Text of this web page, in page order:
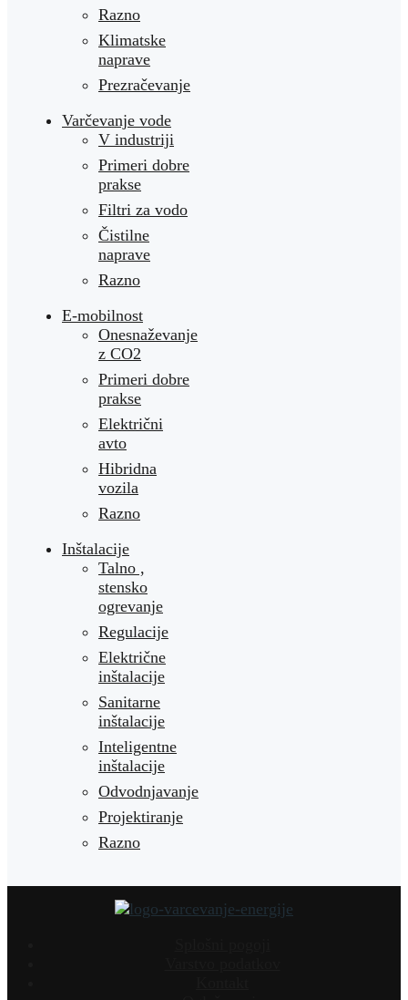
Razno
Klimatske
naprave
Prezračevanje
Varčevanje vode
V industriji
Primeri dobre
prakse
Filtri za vodo
Čistilne
naprave
Razno
E-mobilnost
Onesnaževanje
z CO2
Primeri dobre
prakse
Električni
avto
Hibridna
vozila
Razno
Inštalacije
Talno ,
stensko
ogrevanje
Regulacije
Električne
inštalacije
Sanitarne
inštalacije
Inteligentne
inštalacije
Odvodnjavanje
Projektiranje
Razno